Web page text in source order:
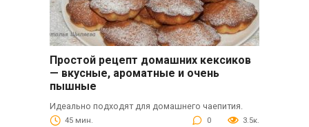
Простой рецепт домашних кексиков
— вкусные, ароматные и очень
пышные
Идеально подходят для домашнего чаепития.
45 мин. 0 3.5к.